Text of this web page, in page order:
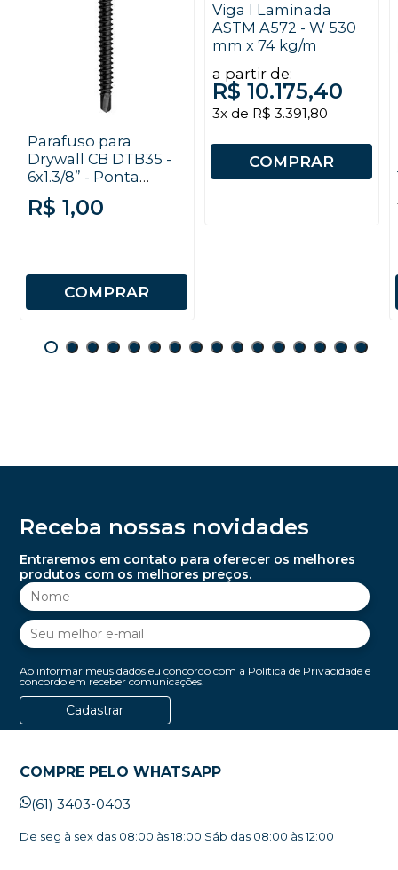
Parafuso para
Drywall CB DTB35 -
6x1.3/8” - Ponta
Broca - Fosfatizado -
Trombeta - Chave
R$ 1,00
COMPRAR
Viga I Laminada
ASTM A572 - W 530
mm x 74 kg/m
a partir de:
R$ 10.175,40
3x de R$ 3.391,80
COMPRAR
Receba nossas novidades
Entraremos em contato para oferecer os melhores
produtos com os melhores preços.
Ao informar meus dados eu concordo com a Política de Privacidadee
concordo em receber comunicações.
Cadastrar
COMPRE PELO WHATSAPP
(61) 3403-0403
De seg à sex das 08:00 às 18:00 Sáb das 08:00 às 12:00